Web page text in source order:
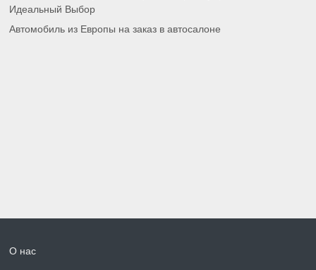
Идеальный Выбор
Автомобиль из Европы на заказ в автосалоне
О нас